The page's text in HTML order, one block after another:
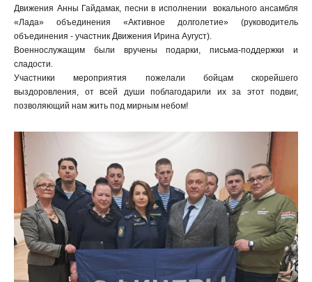
Движения Анны Гайдамак, песни в исполнении вокального ансамбля
«Лада» объединения «Активное долголетие» (руководитель
объединения - участник Движения Ирина Аугуст).
Военнослужащим были вручены подарки, письма-поддержки и
сладости.
Участники мероприятия пожелали бойцам скорейшего
выздоровления, от всей души поблагодарили их за этот подвиг,
позволяющий нам жить под мирным небом!